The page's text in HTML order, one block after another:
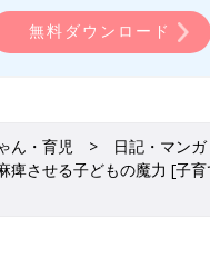
無料ダウンロード
ん・育児 日記・マンガ
痺させる子どもの魔力 [子